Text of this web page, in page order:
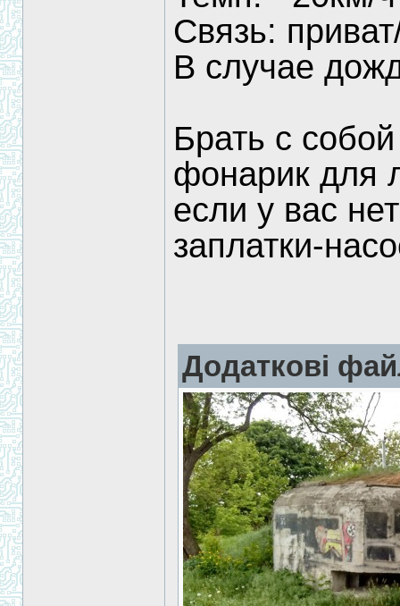
Связь:
В случае
Брать с
фонарик для
если у вас
заплатки-
Додаткові